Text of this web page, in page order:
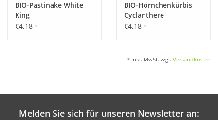
BIO-Pastinake White
King
€4,18 *
BIO-Hörnchenkürbis
Cyclanthere
€4,18 *
* Inkl. MwSt. zzgl. Versandkosten
Melden Sie sich für unseren Newsletter an: